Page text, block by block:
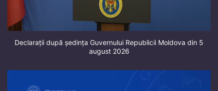
Declarații după ședința Guvernului Republicii Moldova din 5
august 2026